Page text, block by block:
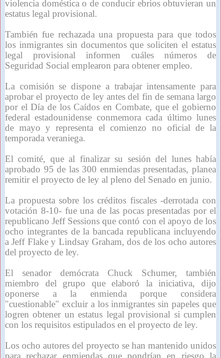
violencia doméstica o de conducir ebrios obtuvieran un
estatus legal provisional.
También fue rechazada una propuesta para que todos
los inmigrantes sin documentos que soliciten el estatus
legal provisional informen cuáles números de
Seguridad Social emplearon para obtener empleo.
La comisión se dispone a trabajar intensamente para
aprobar el proyecto de ley antes del fin de semana largo
por el Día de los Caídos en Combate, que el gobierno
federal estadounidense conmemora cada último lunes
de mayo y representa el comienzo no oficial de la
temporada veraniega.
El comité, que al finalizar su sesión del lunes había
aprobado 95 de las 300 enmiendas presentadas, planea
remitir el proyecto de ley al pleno del Senado en junio.
La propuesta sobre los créditos fiscales -derrotada con
votación 8-10- fue una de las pocas presentadas por el
republicano Jeff Sessions que contó con el apoyo de los
ocho integrantes de la bancada republicana incluyendo
a Jeff Flake y Lindsay Graham, dos de los ocho autores
del proyecto de ley.
El senador demócrata Chuck Schumer, también
miembro del grupo que elaboró la iniciativa, dijo
oponerse a la enmienda porque considera
"cuestionable" excluir a los inmigrantes sin papeles que
logren obtener un estatus legal provisional si cumplen
con los requisitos estipulados en el proyecto de ley.
Los ocho autores del proyecto se han mantenido unidos
para rechazar enmiendas que pondrían en riesgo la